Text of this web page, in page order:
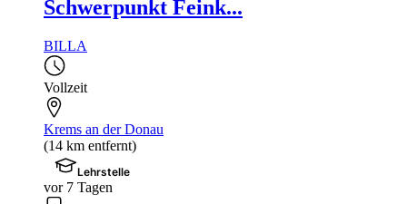
Schwerpunkt Feink...
BILLA
Vollzeit
Krems an der Donau
(14 km entfernt)
Lehrstelle
vor 7 Tagen